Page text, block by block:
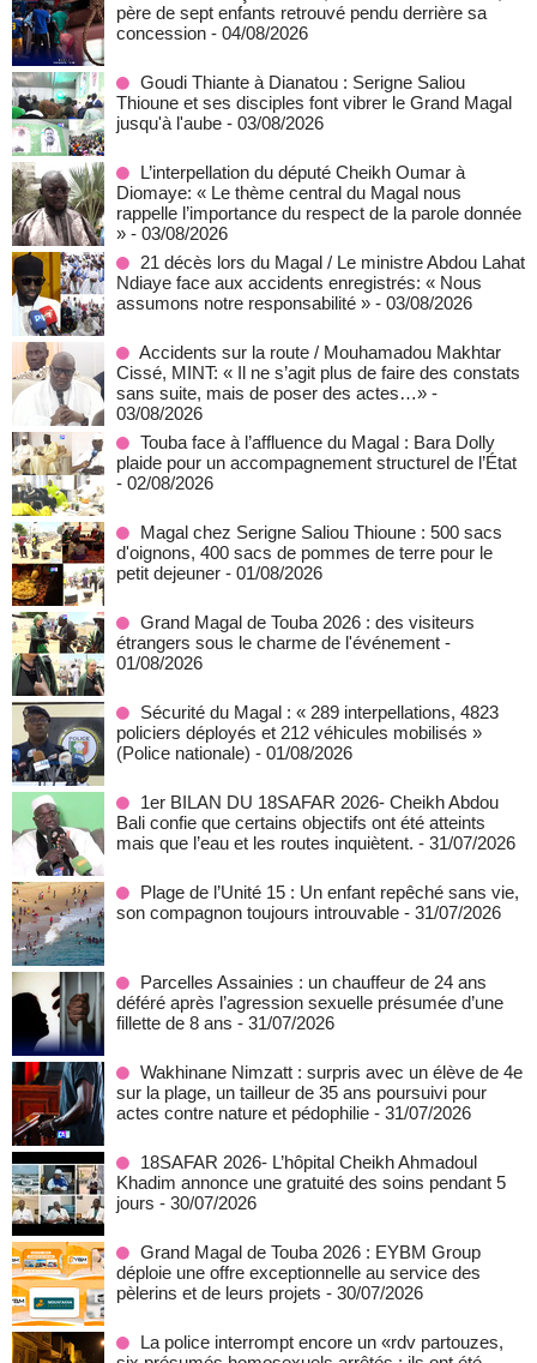
père de sept enfants retrouvé pendu derrière sa
concession - 04/08/2026
Goudi Thiante à Dianatou : Serigne Saliou
Thioune et ses disciples font vibrer le Grand Magal
jusqu'à l'aube - 03/08/2026
L’interpellation du député Cheikh Oumar à
Diomaye: « Le thème central du Magal nous
rappelle l’importance du respect de la parole donnée
» - 03/08/2026
21 décès lors du Magal / Le ministre Abdou Lahat
Ndiaye face aux accidents enregistrés: « Nous
assumons notre responsabilité » - 03/08/2026
Accidents sur la route / Mouhamadou Makhtar
Cissé, MINT: « Il ne s’agit plus de faire des constats
sans suite, mais de poser des actes…» -
03/08/2026
Touba face à l’affluence du Magal : Bara Dolly
plaide pour un accompagnement structurel de l’État
- 02/08/2026
Magal chez Serigne Saliou Thioune : 500 sacs
d'oignons, 400 sacs de pommes de terre pour le
petit dejeuner - 01/08/2026
Grand Magal de Touba 2026 : des visiteurs
étrangers sous le charme de l'événement -
01/08/2026
Sécurité du Magal : « 289 interpellations, 4823
policiers déployés et 212 véhicules mobilisés »
(Police nationale) - 01/08/2026
1er BILAN DU 18SAFAR 2026- Cheikh Abdou
Bali confie que certains objectifs ont été atteints
mais que l’eau et les routes inquiètent. - 31/07/2026
Plage de l’Unité 15 : Un enfant repêché sans vie,
son compagnon toujours introuvable - 31/07/2026
Parcelles Assainies : un chauffeur de 24 ans
déféré après l’agression sexuelle présumée d’une
fillette de 8 ans - 31/07/2026
Wakhinane Nimzatt : surpris avec un élève de 4e
sur la plage, un tailleur de 35 ans poursuivi pour
actes contre nature et pédophilie - 31/07/2026
18SAFAR 2026- L’hôpital Cheikh Ahmadoul
Khadim annonce une gratuité des soins pendant 5
jours - 30/07/2026
Grand Magal de Touba 2026 : EYBM Group
déploie une offre exceptionnelle au service des
pèlerins et de leurs projets - 30/07/2026
La police interrompt encore un «rdv partouzes,